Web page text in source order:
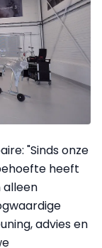
"Sinds onze
heeft
alleen
advies en